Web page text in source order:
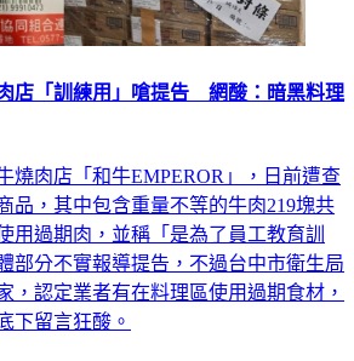
店「訓練用」嗆提告 網酸：暗黑料理
燒肉店「和牛EMPEROR」，日前遭查
品，其中包含重量不等的牛肉219塊共
用過期肉，並稱「是為了員工教育訓
部分不實報導提告，不過台中市衛生局
，認定業者有在料理區使用過期食材，
下留言狂酸。